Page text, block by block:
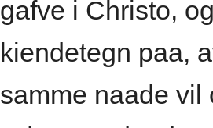
gafve i Christo,
kiendetegn paa,
samme naade vil